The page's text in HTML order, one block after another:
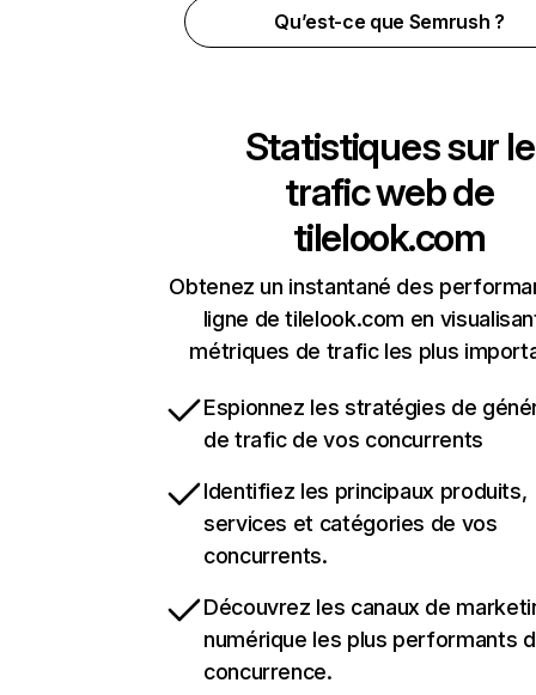
Qu’est-ce que Semrush ?
Statistiques sur le
trafic web de
tilelook.com
Obtenez un instantané des
ligne de tilelook.com en
métriques de trafic les plus
Espionnez les stratégies de
de trafic de vos concurrents
Identifiez les principaux produits,
services et catégories de vos
concurrents.
Découvrez les canaux de
numérique les plus performants
concurrence.